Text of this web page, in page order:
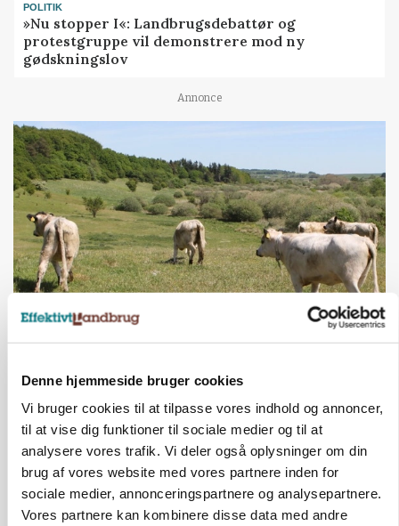
Denne hjemmeside bruger cookies
Vi bruger cookies til at tilpasse vores indhold og annoncer,
til at vise dig funktioner til sociale medier og til at
analysere vores trafik. Vi deler også oplysninger om din
brug af vores website med vores partnere inden for
sociale medier, annonceringspartnere og analysepartnere.
Vores partnere kan kombinere disse data med andre
POLITIK
»Nu stopper I«: Landbrugsdebattør og
protestgruppe vil demonstrere mod ny
gødskningslov
Annonce
PLANTER
Før såmaskinen kører: Her er efterårets største
skadedyrsrisici
Annonce